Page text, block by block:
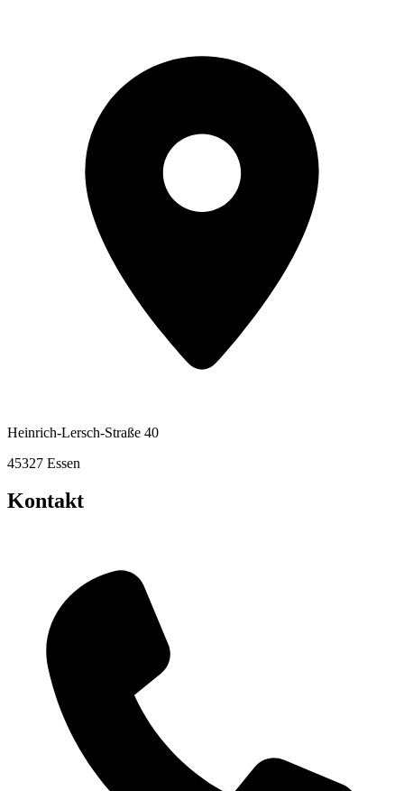
Heinrich-Lersch-Straße 40
45327 Essen
Kontakt